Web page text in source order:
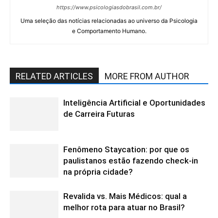
https://www.psicologiasdobrasil.com.br/
Uma seleção das notícias relacionadas ao universo da Psicologia
e Comportamento Humano.
RELATED ARTICLES MORE FROM AUTHOR
Inteligência Artificial e Oportunidades
de Carreira Futuras
Fenômeno Staycation: por que os
paulistanos estão fazendo check-in
na própria cidade?
Revalida vs. Mais Médicos: qual a
melhor rota para atuar no Brasil?